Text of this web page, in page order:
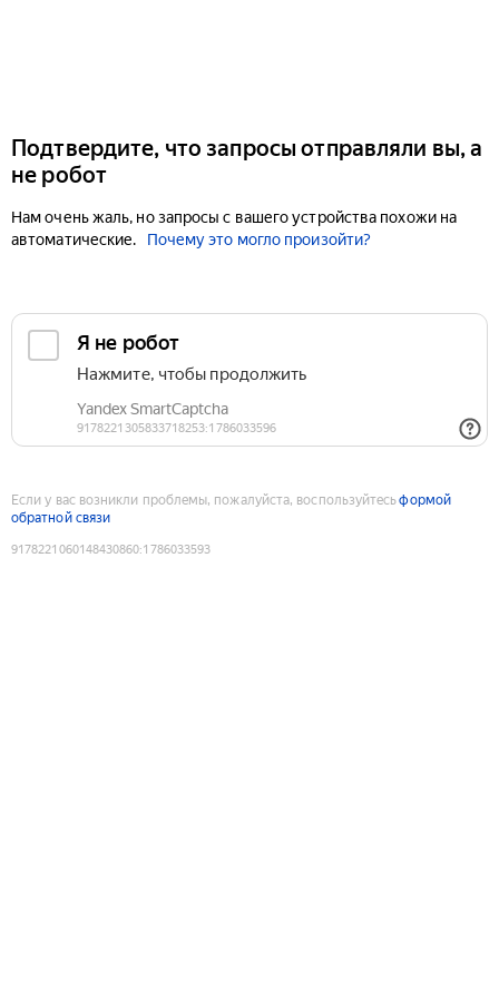
Подтвердите, что запросы отправляли вы, а
не робот
Нам очень жаль, но запросы с вашего устройства похожи на
автоматические.
Почему это могло произойти?
Если у вас возникли проблемы, пожалуйста, воспользуйтесьформой
обратной связи
9178221060148430860:1786033593